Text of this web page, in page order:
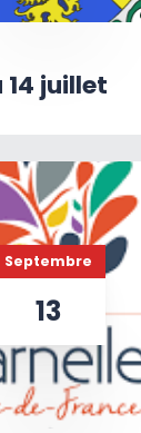
juillet
Septembre
13